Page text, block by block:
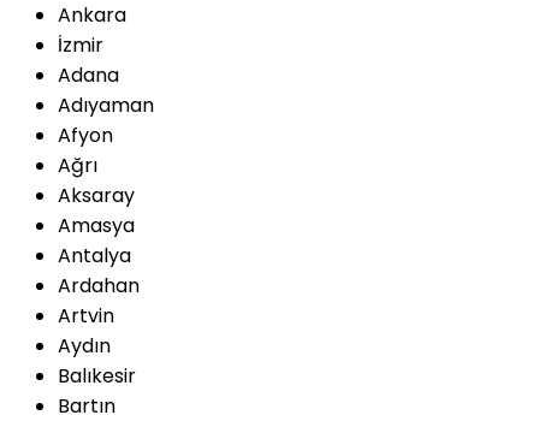
Ankara
İzmir
Adana
Adıyaman
Afyon
Ağrı
Aksaray
Amasya
Antalya
Ardahan
Artvin
Aydın
Balıkesir
Bartın